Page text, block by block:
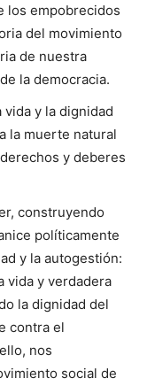
los empobrecidos
del movimiento
de nuestra
la democracia.
y la dignidad
la muerte natural
y deberes
construyendo
políticamente
y la autogestión:
vida y verdadera
la dignidad del
contra el
nos
social de